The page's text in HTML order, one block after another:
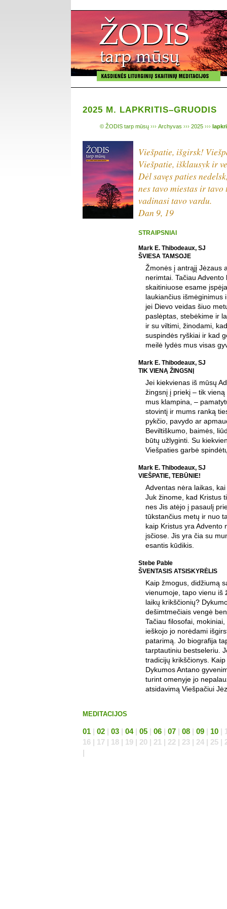
2025 M. LAPKRITIS–GRUODIS
© ŽODIS tarp mūsų ››› Archyvas ››› 2025 ›››
Viešpatie, išgirsk!
Viešpatie, išklausyk ir
Dėl savęs paties
nes tavo miestas ir tavo
vadinasi tavo vardu.
Dan 9, 19
STRAIPSNIAI
Mark E. Thibodeaux, SJ
ŠVIESA TAMSOJE
Žmonės į antrąjį Jėzaus
nerimtai. Tačiau
skaitiniuose esame
laukiančius išmėginimus
jei Dievo veidas šiuo
paslėptas, stebėkime ir
ir su viltimi, žinodami,
suspindės ryškiai ir kad
meilė lydės mus visas
Mark E. Thibodeaux, SJ
TIK VIENĄ ŽINGSNĮ
Jei kiekvienas iš mūsų
žingsnį į priekį – tik
mus klampina, –
stovintį ir mums ranką
pykčio, pavydo ar
Beviltiškumo, baimės,
būtų užlyginti. Su
Viešpaties garbė
Mark E. Thibodeaux, SJ
VIEŠPATIE, TEBŪNIE!
Adventas nėra laikas,
Juk žinome, kad Kristus
nes Jis atėjo į pasaulį
tūkstančius metų ir nuo
kaip Kristus yra Advento
įsčiose. Jis yra čia su
esantis kūdikis.
Stebe Pable
ŠVENTASIS ATSISKYRĖLIS
Kaip žmogus, didžiumą
vienumoje, tapo vienu iš
laikų krikščionių?
dešimtmečiais vengė
Tačiau filosofai,
ieškojo jo norėdami
patarimą. Jo biografija
tarptautiniu bestseleriu.
tradicijų krikščionys.
Dykumos Antano
turint omenyje jo
atsidavimą Viešpačiui
MEDITACIJOS
01 | 02 | 03 | 04| 05 | 06 | 07 | 08 | 09 | 10 |
16 | 17 | 18 | 19 | 20 | 21 | 22 | 23 | 24 | 25 |
|